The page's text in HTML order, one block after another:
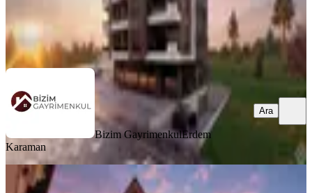
Bizim Gayrimenkul Erdem Karaman
Ara
Bizim GayrimenkulErdem
Karaman
Ara
ÖNE ÇIKAN
Tek Yetkili Gümüş'den Akçayda Ege